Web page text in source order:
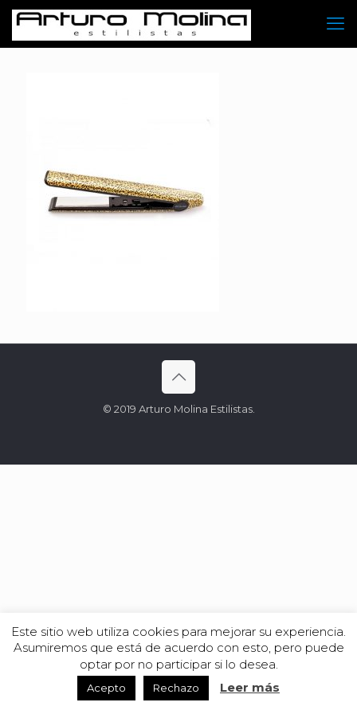
© 2019 Arturo Molina Estilistas.
Este sitio web utiliza cookies para mejorar su experiencia.
Asumiremos que está de acuerdo con esto, pero puede
optar por no participar si lo desea.
Acepto Rechazo Leer más